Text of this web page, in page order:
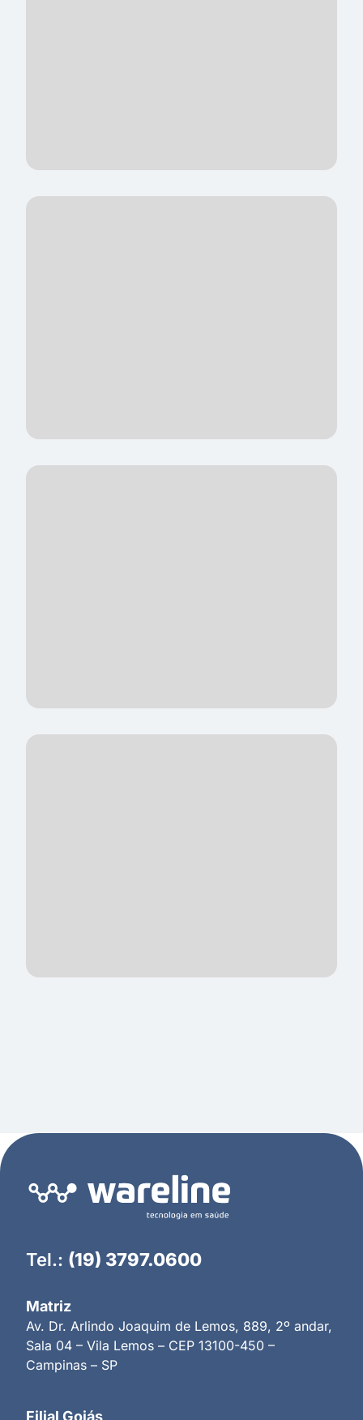
Tel.: (19) 3797.0600
Matriz
Av. Dr. Arlindo Joaquim de Lemos, 889, 2º andar,
Sala 04 – Vila Lemos – CEP 13100-450 –
Campinas – SP
Filial Goiás